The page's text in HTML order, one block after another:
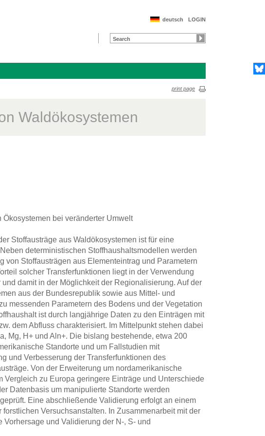
LOGIN
deutsch
print page
Waldökosystemen
bei veränderter Umwelt
Stoffausträge aus Waldökosystemen ist für eine
deterministischen Stoffhaushaltsmodellen werden
von Stoffausträgen aus Elementeintrag und Parametern
solcher Transferfunktionen liegt in der Verwendung
damit in der Möglichkeit der Regionalisierung. Auf der
aus der Bundesrepublik sowie aus Mittel- und
messenden Parametern des Bodens und der Vegetation
ist durch langjährige Daten zu den Einträgen mit
dem Abfluss charakterisiert. Im Mittelpunkt stehen dabei
Mg, H+ und Al n+. Die bislang bestehende, etwa 200
Standorte und um Fallstudien mit
und Verbesserung der Transferfunktionen des
Von der Erweiterung um nordamerikanische
zu Europa geringere Einträge und Unterschiede
Datenbasis um manipulierte Standorte werden
Eine abschließende Validierung erfolgt an einem
Versuchsanstalten. In Zusammenarbeit mit der
und Validierung der N-, S- und